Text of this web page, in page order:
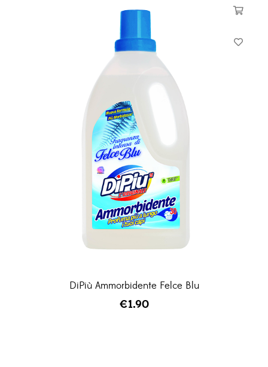
DiPiù Ammorbidente Felce Blu
€1.90